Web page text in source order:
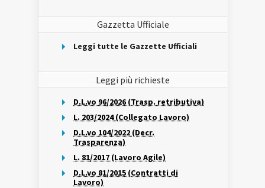
Gazzetta Ufficiale
Leggi tutte le Gazzette Ufficiali
Leggi più richieste
D.L.vo 96/2026 (Trasp. retributiva)
L. 203/2024 (Collegato Lavoro)
D.L.vo 104/2022 (Decr.
Trasparenza)
L. 81/2017 (Lavoro Agile)
D.L.vo 81/2015 (Contratti di
Lavoro)